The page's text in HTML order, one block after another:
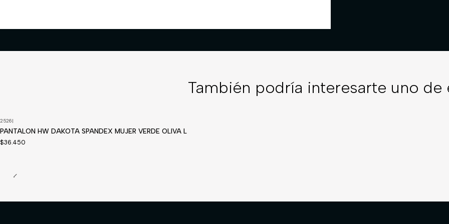
También podría interesarte uno de
2526|
PANTALON HW DAKOTA SPANDEX MUJER VERDE OLIVA L
$36.450